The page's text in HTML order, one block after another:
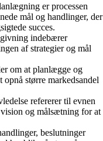
er processen
mål og handlinger, der
succes.
indebærer
af strategier og mål
om at planlægge og
større markedsandel
refererer til evnen
og målsætning for at
beslutninger